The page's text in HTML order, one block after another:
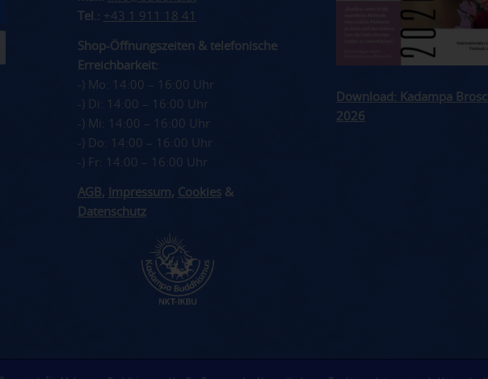
Tel.: +43 1 911 18 41
Shop-Öffnungszeiten & telefonische
Erreichbarkeit:
-) Mo: 14:00 – 16:00 Uhr
-) Di: 14:00 – 16:00 Uhr
-) Mi: 14:00 – 16:00 Uhr
-) Do: 14:00 – 16:00 Uhr
-) Fr: 14:00 – 16:00 Uhr
AGB , Impressum, Cookies&
Datenschutz
Download: Kadampa
2026